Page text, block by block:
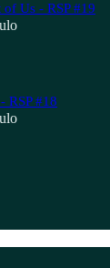
Us - RSP #19
RSP #18